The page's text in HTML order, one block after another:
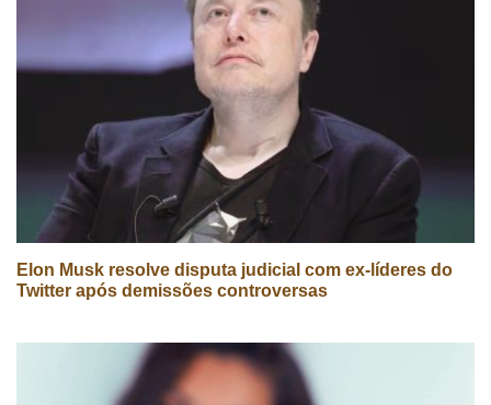
Elon Musk resolve disputa judicial com ex-líderes do
Twitter após demissões controversas